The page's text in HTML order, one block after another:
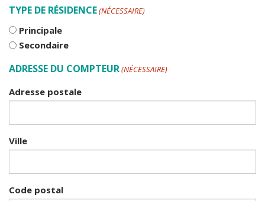
TYPE DE RÉSIDENCE(NÉCESSAIRE)
Principale
Secondaire
ADRESSE DU COMPTEUR(NÉCESSAIRE)
Adresse postale
Ville
Code postal